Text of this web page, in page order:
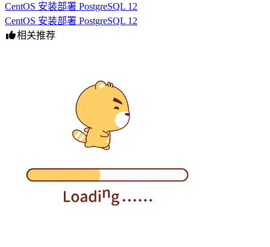
CentOS 安装部署 PostgreSQL 12
CentOS 安装部署 PostgreSQL 12
相关推荐